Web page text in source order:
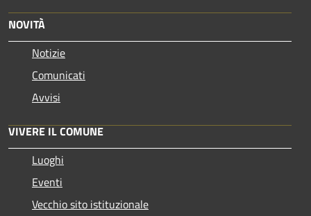
NOVITÀ
Notizie
Comunicati
Avvisi
VIVERE IL COMUNE
Luoghi
Eventi
Vecchio sito istituzionale